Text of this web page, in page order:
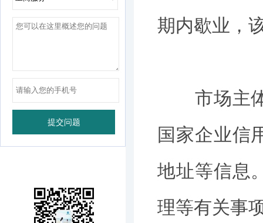
期内歇业，
市场主体
国家企业信
地址等信息
理等有关事